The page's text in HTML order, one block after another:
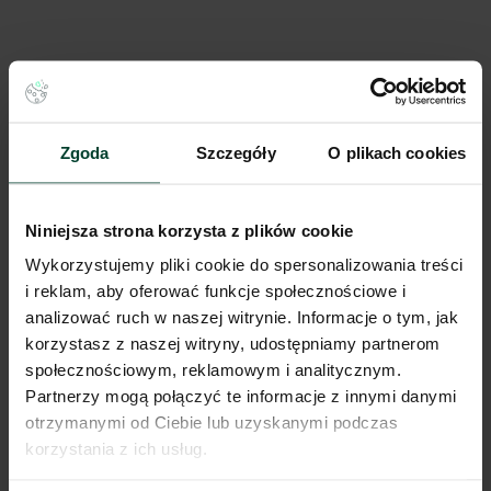
Zgoda Szczegóły O plikach cookies
Niniejsza strona korzysta z plików cookie
Wykorzystujemy pliki cookie do spersonalizowania treści
i reklam, aby oferować funkcje społecznościowe i
analizować ruch w naszej witrynie. Informacje o tym, jak
korzystasz z naszej witryny, udostępniamy partnerom
społecznościowym, reklamowym i analitycznym.
Partnerzy mogą połączyć te informacje z innymi danymi
otrzymanymi od Ciebie lub uzyskanymi podczas
korzystania z ich usług.
Zobacz wszystkie
Potrzebujesz naszego wsparcia?
Niezależnie od tego, na jakim etapie szukania magazynu